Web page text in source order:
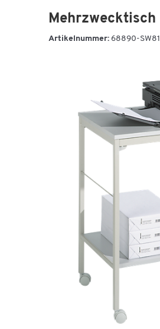
Mehrzwecktisch
Artikelnummer: 68890-SW81